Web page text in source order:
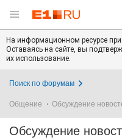
На информационном ресурсе
Оставаясь на сайте, вы
их использование.
Поиск по форумам
Общение Обсуждение
Обсуждение